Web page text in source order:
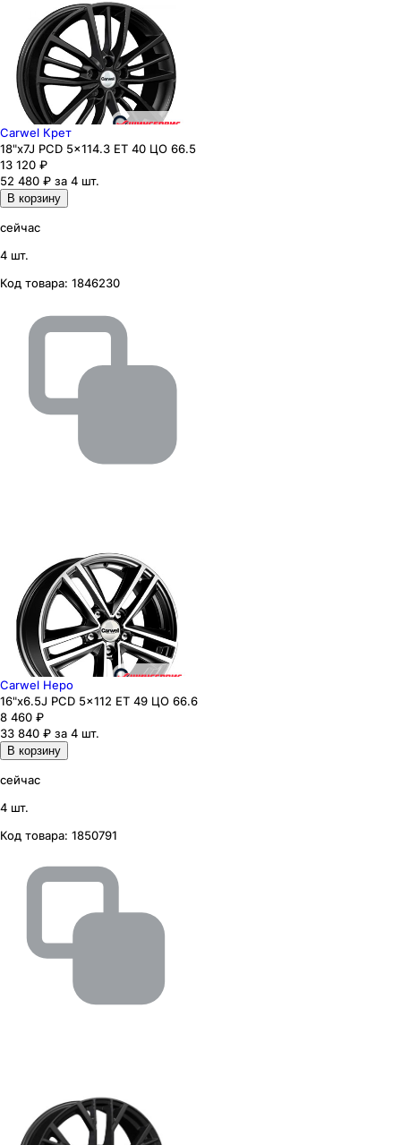
Carwel Крет
18"x7J PCD 5x114.3 ЕТ 40 ЦО 66.5
13 120 ₽
52 480 ₽ за 4 шт.
В корзину
сейчас
4 шт.
Код товара: 1846230
Carwel Неро
16"x6.5J PCD 5x112 ЕТ 49 ЦО 66.6
8 460 ₽
33 840 ₽ за 4 шт.
В корзину
сейчас
4 шт.
Код товара: 1850791